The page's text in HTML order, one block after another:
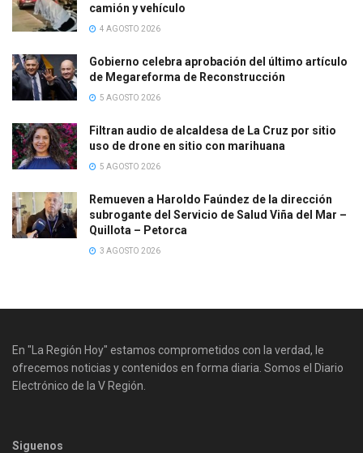
camión y vehículo
4 AGOSTO 2026
Gobierno celebra aprobación del último artículo
de Megareforma de Reconstrucción
5 AGOSTO 2026
Filtran audio de alcaldesa de La Cruz por sitio
uso de drone en sitio con marihuana
5 AGOSTO 2026
Remueven a Haroldo Faúndez de la dirección
subrogante del Servicio de Salud Viña del Mar –
Quillota – Petorca
3 AGOSTO 2026
En "La Región Hoy" estamos comprometidos con la verdad, le
ofrecemos noticias y contenidos en forma diaria. Somos el Diario
Electrónico de la V Región.
Siguenos